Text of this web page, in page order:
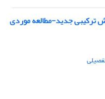
ترکیبی جدید-مطالعه موردی